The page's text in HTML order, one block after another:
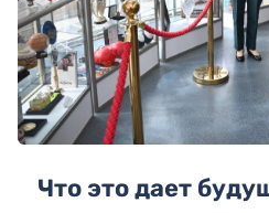
Что это дает